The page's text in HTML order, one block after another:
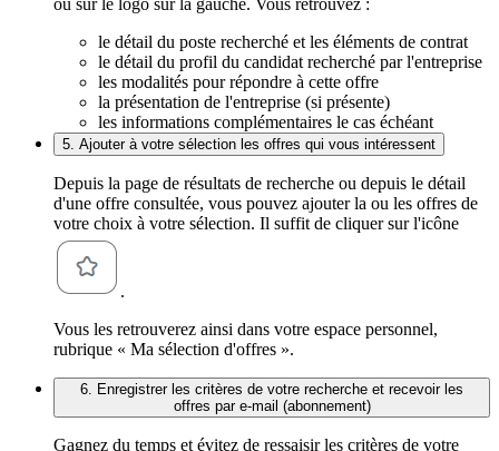
le détail du poste recherché et les éléments de contrat
le détail du profil du candidat recherché par l'entreprise
les modalités pour répondre à cette offre
la présentation de l'entreprise (si présente)
les informations complémentaires le cas échéant
5. Ajouter à votre sélection les offres qui vous intéressent
Depuis la page de résultats de recherche ou depuis le détail
d'une offre consultée, vous pouvez ajouter la ou les offres de
votre choix à votre sélection. Il suffit de cliquer sur l'icône
.
Vous les retrouverez ainsi dans votre espace personnel,
rubrique « Ma sélection d'offres ».
6. Enregistrer les critères de votre recherche et recevoir les
offres par e-mail (abonnement)
Gagnez du temps et évitez de ressaisir les critères de votre